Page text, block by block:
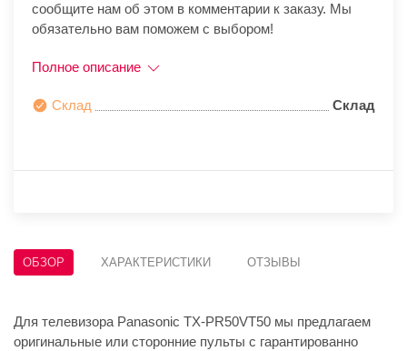
сообщите нам об этом в комментарии к заказу. Мы
обязательно вам поможем с выбором!
Полное описание
Склад Склад
ОБЗОР ХАРАКТЕРИСТИКИ ОТЗЫВЫ
Для телевизора Panasonic TX-PR50VT50 мы предлагаем
оригинальные или сторонние пульты с гарантированно